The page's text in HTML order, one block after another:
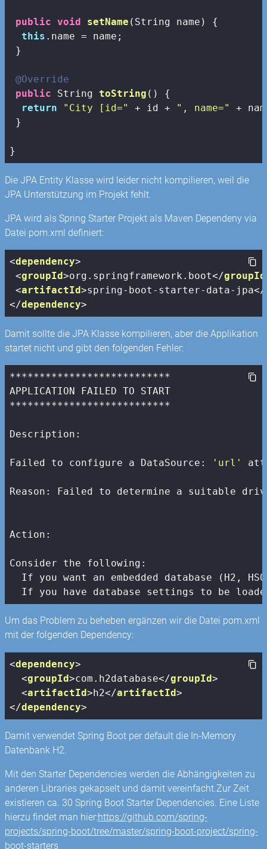
public void setName (String name)
{
this .name = name;
}
@Override
public String toString ()
{
return
"City [id=" + id + ", name="
+
}
}
Die JPA Entity Klasse wird leider nicht kompilieren, weil die
JPA Unterstützung im Projekt fehlt.
JPA wird als Spring Starter Projekt als Maven Dependeny via
Datei pom.xml definiert:
<dependency>
<groupId>org.springframework.boot</groupId
<artifactId>spring-boot-starter-data-jpa</
</dependency>
Damit sollte die JPA Klasse kompilieren, aber die Applikation
startet nicht und gibt den folgenden Fehler:
***************************
APPLICATION FAILED TO START
***************************
Description:
Failed to configure a DataSource: 'url'
Reason: Failed to determine a suitable
Action:
Consider the following:
If you want an embedded database (H2,
If you have database settings to be
Um das Problem zu beheben ergänzen wir die Datei pom.xml
mit der folgenden Dependency:
<dependency>
<groupId>com.h2database</groupId>
<artifactId>h2</artifactId>
</dependency>
Damit verwendet Spring Boot per default die In-Memory
Datenbank H2.
Mit den Starter Dependencies werden die Abhängigkeiten zu
anderen Libraries gekapselt und damit vereinfacht.Zur Zeit
existieren ca. 30 Spring Boot Starter Dependencies. Eine Liste
hierzu findet man hier:https://github.com/spring-
projects/spring-boot/tree/master/spring-boot-project/spring-
boot-starters